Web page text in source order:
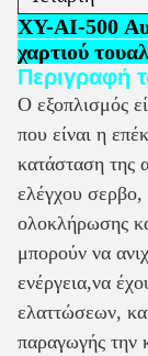
XY-AI-500
χαρτιού
Περιγραφή
Ο εξοπλισμός
που είναι η
κατάσταση της
ελέγχου σερβο,
ολοκλήρωσης
μπορούν να
ενέργεια,να
ελαττώσεων,
παραγωγής την